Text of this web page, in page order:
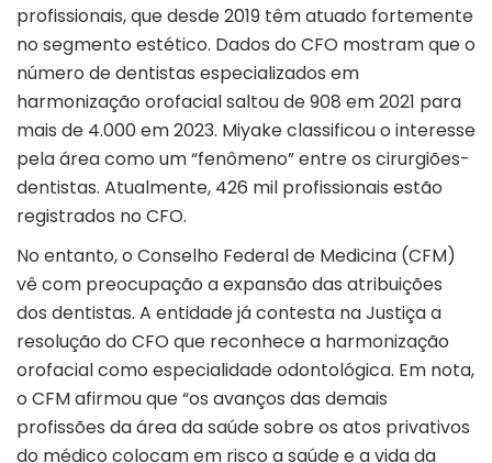
profissionais, que desde 2019 têm atuado fortemente
no segmento estético. Dados do CFO mostram que o
número de dentistas especializados em
harmonização orofacial saltou de 908 em 2021 para
mais de 4.000 em 2023. Miyake classificou o interesse
pela área como um “fenômeno” entre os cirurgiões-
dentistas. Atualmente, 426 mil profissionais estão
registrados no CFO.
No entanto, o Conselho Federal de Medicina (CFM)
vê com preocupação a expansão das atribuições
dos dentistas. A entidade já contesta na Justiça a
resolução do CFO que reconhece a harmonização
orofacial como especialidade odontológica. Em nota,
o CFM afirmou que “os avanços das demais
profissões da área da saúde sobre os atos privativos
do médico colocam em risco a saúde e a vida da